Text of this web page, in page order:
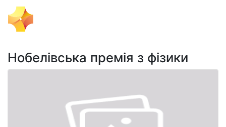
Нобелівська премія з фізики